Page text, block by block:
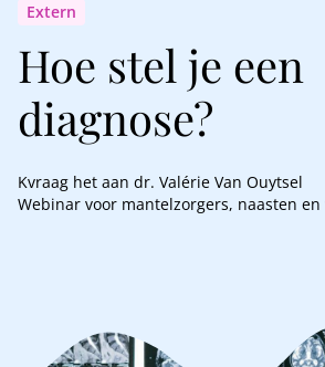
Extern
Hoe stel je een
diagnose?
Kvraag het aan dr. Valérie Van Ouytsel
Webinar voor mantelzorgers, naasten